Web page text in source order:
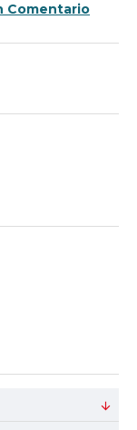
Comentario